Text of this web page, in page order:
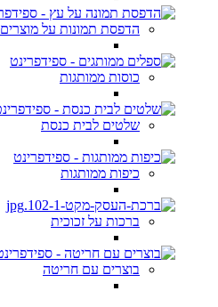
הדפסת תמונות על מוצרים
כוסות ממותגות
שלטים לבית כנסת
כיפות ממותגות
ברכות על זכוכית
בוצרים עם חריטה